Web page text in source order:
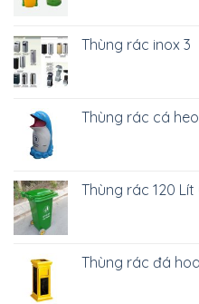
Thùng rác inox 3
Thùng rác cá
Thùng rác 120 Lít
Thùng rác đá